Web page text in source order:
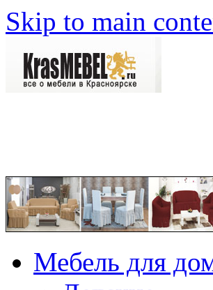
Skip to main
Мебель для